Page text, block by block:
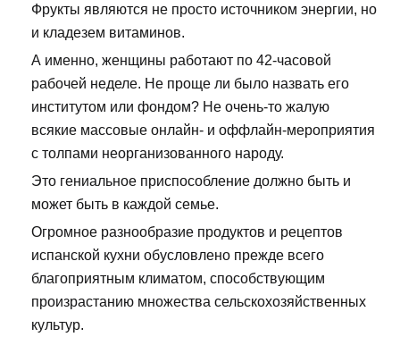
Фрукты являются не просто источником энергии, но
и кладезем витаминов.
А именно, женщины работают по 42-часовой
рабочей неделе. Не проще ли было назвать его
институтом или фондом? Не очень-то жалую
всякие массовые онлайн- и оффлайн-мероприятия
с толпами неорганизованного народу.
Это гениальное приспособление должно быть и
может быть в каждой семье.
Огромное разнообразие продуктов и рецептов
испанской кухни обусловлено прежде всего
благоприятным климатом, способствующим
произрастанию множества сельскохозяйственных
культур.